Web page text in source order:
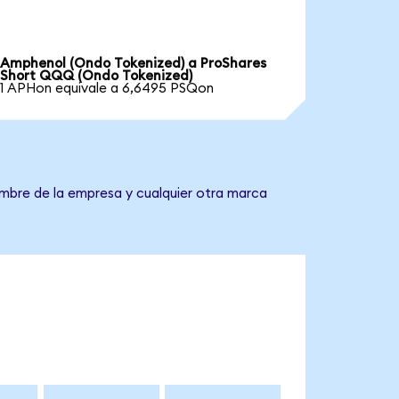
Amphenol (Ondo Tokenized) a ProShares
Short QQQ (Ondo Tokenized)
1 APHon equivale a 6,6495 PSQon
de la empresa y cualquier otra marca